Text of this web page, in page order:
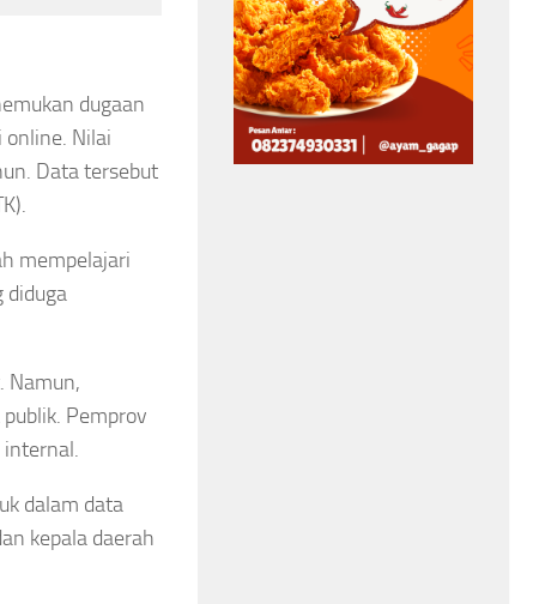
dugaan
online. Nilai
Data tersebut
mempelajari
diduga
Namun,
Pemprov
internal.
dalam data
kepala daerah
Fokus Susun APBD
Merangin Minta
Kepala OPD Tunda
Asep Sanjaya